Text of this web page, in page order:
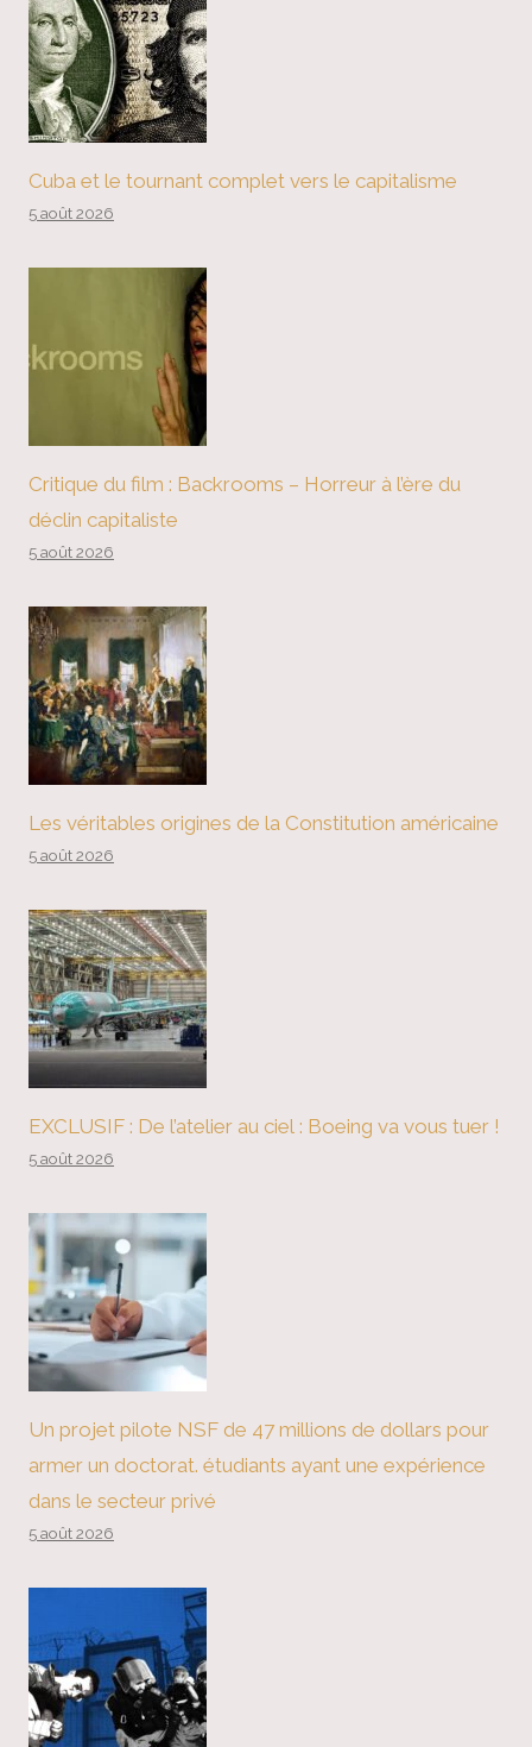
Cuba et le tournant complet vers le capitalisme
5 août 2026
Critique du film : Backrooms – Horreur à l’ère du
déclin capitaliste
5 août 2026
Les véritables origines de la Constitution américaine
5 août 2026
EXCLUSIF : De l’atelier au ciel : Boeing va vous tuer !
5 août 2026
Un projet pilote NSF de 47 millions de dollars pour
armer un doctorat. étudiants ayant une expérience
dans le secteur privé
5 août 2026